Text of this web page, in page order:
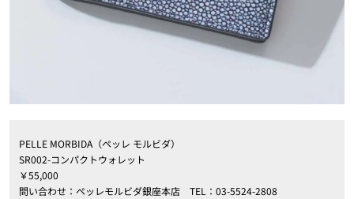
PELLE MORBIDA（ペッレ モルビダ）
SR002-コンパクトウォレット
￥55,000
問い合わせ：ペッレモルビダ銀座本店 TEL：03-5524-2808